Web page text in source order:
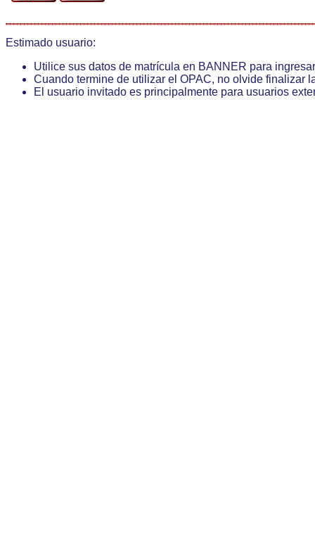
Estimado usuario:
Utilice sus datos de matrícula en BANNER para ingresar
Cuando termine de utilizar el OPAC, no olvide finalizar
El usuario invitado es principalmente para usuarios